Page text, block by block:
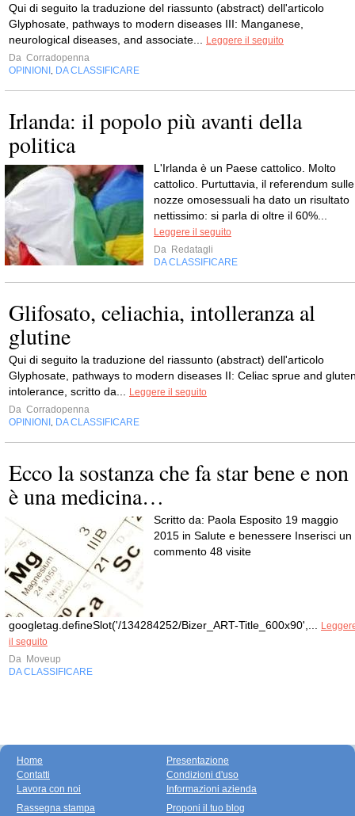
Qui di seguito la traduzione del riassunto (abstract) dell'articolo
Glyphosate, pathways to modern diseases III: Manganese,
neurological diseases, and associate...
Leggere il seguito
Da Corradopenna
OPINIONI DA CLASSIFICARE
Irlanda: il popolo più avanti della
politica
L'Irlanda è un Paese cattolico. Molto
cattolico. Purtuttavia, il referendum sulle
nozze omosessuali ha dato un risultato
nettissimo: si parla di oltre il 60%...
Leggere il seguito
Da Redatagli
DA CLASSIFICARE
Glifosato, celiachia, intolleranza al
glutine
Qui di seguito la traduzione del riassunto (abstract) dell'articolo
Glyphosate, pathways to modern diseases II: Celiac sprue and
intolerance, scritto da...
Leggere il seguito
Da Corradopenna
OPINIONI DA CLASSIFICARE
Ecco la sostanza che fa star bene e non
è una medicina…
Scritto da: Paola Esposito 19 maggio
2015 in Salute e benessere Inserisci un
commento 48 visite
googletag.defineSlot('/134284252/Bizer_ART-Title_600x90',...
il seguito
Da Moveup
DA CLASSIFICARE
Home
Contatti
Lavora con noi
Presentazione
Condizioni d'uso
Informazioni azienda
Rassegna stampa
Proponi il tuo blog